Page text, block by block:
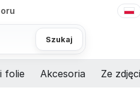
Szukaj
folie Akcesoria Ze